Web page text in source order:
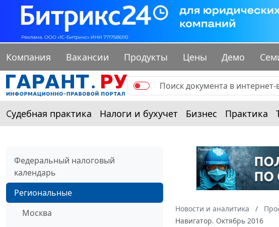
Компания Вакансии Продукты Цены Демо
Судебная практика Налоги и бухучет Бизнес Практика
Федеральный налоговый
календарь
Региональные
Москва
Новости и аналитика
Навигатор. Октябрь 2016